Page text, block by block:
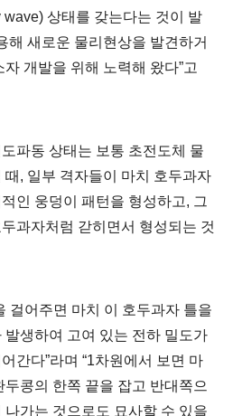
wave) 상태를 갖는다는 것이 발
해 새로운 물리현상을 발견하거
개발을 위해 노력해 왔다”고
파동 상태는 보통 초전도체 물
때 , 일부 격자들이 마치 호두과자
인 웅덩이 패턴을 형성하고, 그
과자처럼 갇히면서 형성되는 것
걸어주면 마치 이 호두과자 틀을
생하여 고여 있는 전하 밀도가
간다”라며 “1차원에서 보면 마
콩의 한쪽 끝을 잡고 반대쪽으
나가는 것으로도 묘사할 수 있을